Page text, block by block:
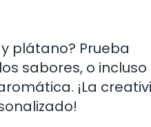
plátano? Prueba
sabores, o incluso
¡La